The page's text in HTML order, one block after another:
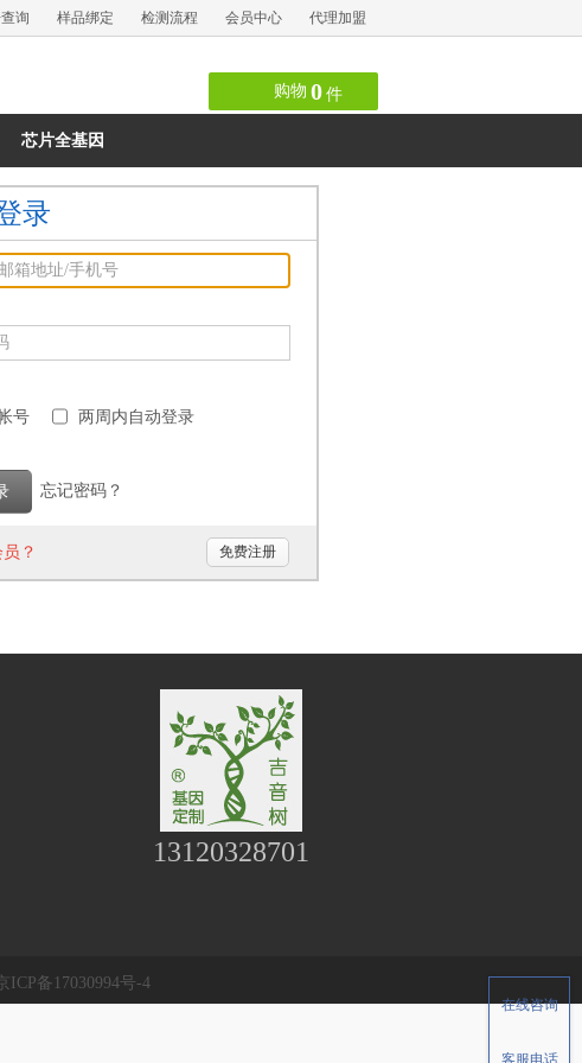
询 样品绑定 检测流程 会员中心 代理加盟
购物 0 件
芯片全基因
录
号 两周内自动登录
忘记密码？
？ 免费注册
13120328701
在线咨询
客服电话
ICP备17030994号-4